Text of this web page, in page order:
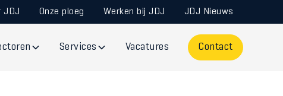
JDJ Onze ploeg Werken bij JDJ JDJ Nieuws
Services Vacatures Contact